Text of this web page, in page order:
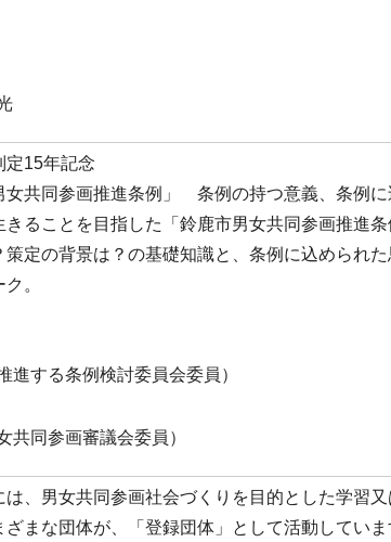
定15年記念
女共同参画推進条例」 条例の持つ意義、条例に
ることを目指した「鈴鹿市男女共同参画推進
定の背景は？の基礎知識と、条例に込められ
。
進する条例検討委員会委員）
共同参画審議会委員）
、男女共同参画社会づくりを目的とした学習又
まな団体が、「登録団体」として活動してい